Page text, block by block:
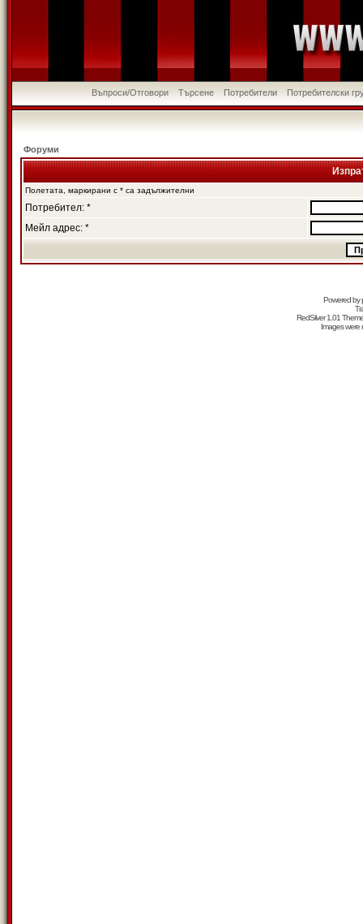
Въпроси/Отговори Търсене Потребители Потребителски
Форуми
Полетата, маркирани с * са задължителни
Потребител: *
Мейл адрес: *
Powered by
RedSilver 1.01
Images were